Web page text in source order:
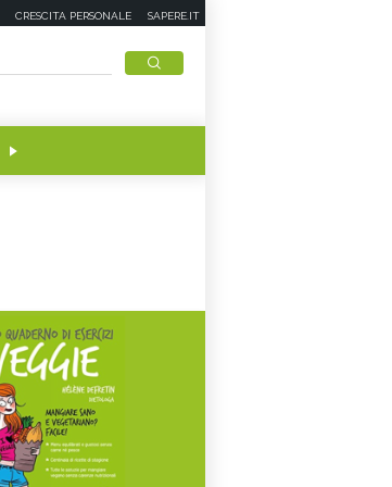
CRESCITA PERSONALE SAPERE.IT